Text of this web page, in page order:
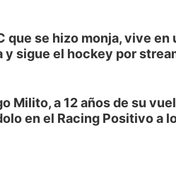
que se hizo monja, vive en
y sigue el hockey por
Milito, a 12 años de su
en el Racing Positivo a